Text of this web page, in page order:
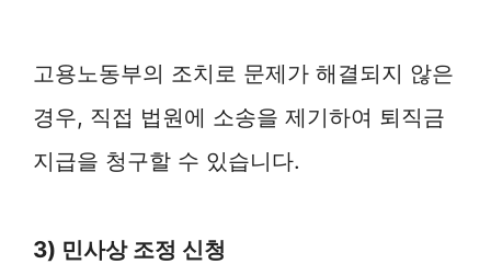
고용노동부의 조치로 문제가 해결되지 않은
경우, 직접 법원에 소송을 제기하여 퇴직금
지급을 청구할 수 있습니다.
3) 민사상 조정 신청